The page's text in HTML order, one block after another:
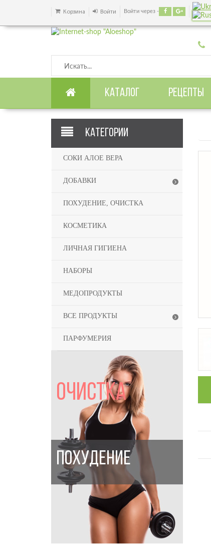
Корзина Войти Войти через -
КАТАЛОГ РЕЦЕПТЫ
КАТЕГОРИИ
СОКИ АЛОЕ ВЕРА
ДОБАВКИ
ПОХУДЕНИЕ, ОЧИСТКА
КОСМЕТИКА
ЛИЧНАЯ ГИГИЕНА
НАБОРЫ
МЕДОПРОДУКТЫ
ВСЕ ПРОДУКТЫ
ПАРФУМЕРИЯ
ОЧИСТКА
ПОХУДЕНИЕ